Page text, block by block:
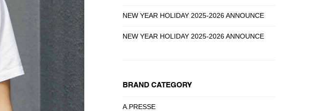
NEW YEAR HOLIDAY 2025-2026 ANNOUNCE
NEW YEAR HOLIDAY 2025-2026 ANNOUNCE
BRAND CATEGORY
A.PRESSE